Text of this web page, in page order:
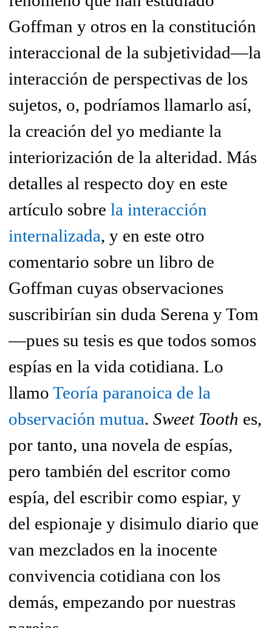
Goffman y otros en la constitución
interaccional de la subjetividad—la
interacción de perspectivas de los
sujetos, o, podríamos llamarlo así,
la creación del yo mediante la
interiorización de la alteridad. Más
detalles al respecto doy en este
artículo sobre la interacción
internalizada, y en este otro
comentario sobre un libro de
Goffman cuyas observaciones
suscribirían sin duda Serena y Tom
—pues su tesis es que todos somos
espías en la vida cotidiana. Lo
llamo Teoría paranoica de la
observación mutua. Sweet Tooth es,
por tanto, una novela de espías,
pero también del escritor como
espía, del escribir como espiar, y
del espionaje y disimulo diario que
van mezclados en la inocente
convivencia cotidiana con los
demás, empezando por nuestras